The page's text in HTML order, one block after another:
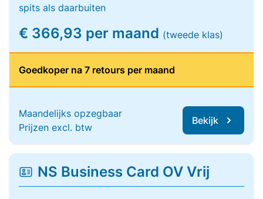
spits als daarbuiten
€ 366,93 per maand (tweede klas)
Goedkoper na 7 retours per maand
Maandelijks opzegbaar
Prijzen excl. btw
Bekijk
NS Business Card OV Vrij